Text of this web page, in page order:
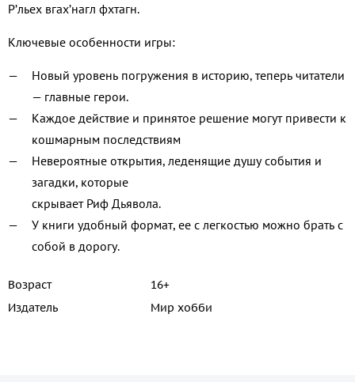
Р’льех вгах’нагл фхтагн.
Ключевые особенности игры:
Новый уровень погружения в историю, теперь читатели
— главные герои.
Каждое действие и принятое решение могут привести к
кошмарным последствиям
Невероятные открытия, леденящие душу события и
загадки, которые
скрывает Риф Дьявола.
У книги удобный формат, ее с легкостью можно брать с
собой в дорогу.
Возраст
16+
Издатель
Мир хобби